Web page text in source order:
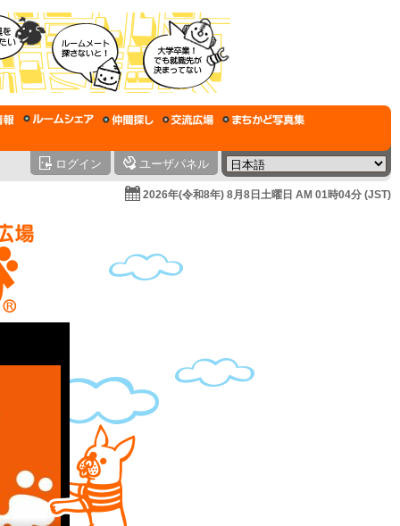
ログイン ユーザパネル
2026年(令和8年) 8月8日土曜日 AM 01時04分 (JST)